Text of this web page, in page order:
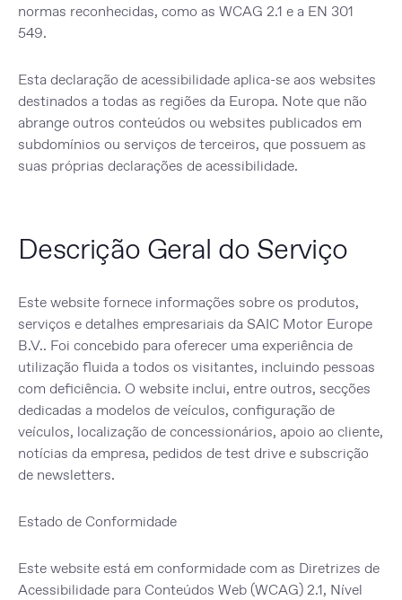
normas reconhecidas, como as WCAG 2.1 e a EN 301
549.
Esta declaração de acessibilidade aplica-se aos websites
destinados a todas as regiões da Europa. Note que não
abrange outros conteúdos ou websites publicados em
subdomínios ou serviços de terceiros, que possuem as
suas próprias declarações de acessibilidade.
Descrição Geral do Serviço
Este website fornece informações sobre os produtos,
serviços e detalhes empresariais daSAIC Motor Europe
B.V.. Foi concebido para oferecer uma experiência de
utilização fluida a todos os visitantes, incluindo pessoas
com deficiência. O website inclui, entre outros, secções
dedicadas a modelos de veículos, configuração de
veículos, localização de concessionários, apoio ao cliente,
notícias da empresa, pedidos de test drive e subscrição
de newsletters.
Estado de Conformidade
Este website está em conformidade com as Diretrizes de
Acessibilidade para Conteúdos Web (WCAG) 2.1, Nível